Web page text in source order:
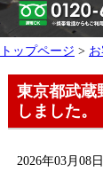
トップページ >
東京都武蔵
しました。
2026年03月08